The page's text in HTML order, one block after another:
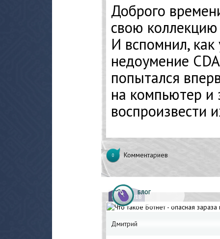
Доброго
свою
И вспомнил,
недоумение
попытался
на компьютер и
воспроизвести
0 Комментариев
05.03.2018
БЛОГ
Дмитрий